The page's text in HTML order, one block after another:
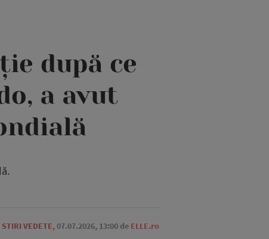
după ce
a avut
STIRI VEDETE,07.07.2026, 13:00 de ELLE.ro